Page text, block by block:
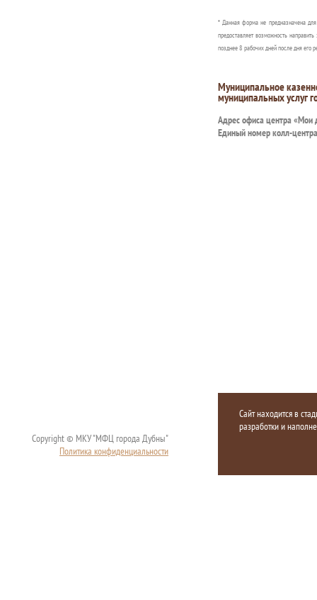
* Данная форма не предназначена
предоставляет возможность
позднее 8 рабочих дней после дня его
Муниципальное
муниципальных услуг
Адрес офиса центра «Мои
Единый номер колл-
Copyright © МКУ "МФЦ города Дубны"
Политика конфиденциальности
Сайт находится в
разработки и